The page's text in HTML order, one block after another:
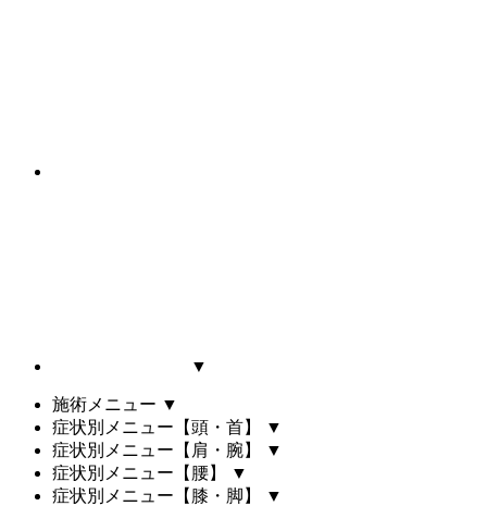
▼
施術メニュー ▼
症状別メニュー【頭・首】
▼
症状別メニュー【肩・腕】
▼
症状別メニュー【腰】
▼
症状別メニュー【膝・脚】
▼